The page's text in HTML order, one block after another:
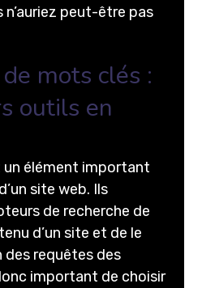
peut-être pas
mots clés :
outils en
élément important
site web. Ils
de recherche de
d’un site et de le
requêtes des
important de choisir